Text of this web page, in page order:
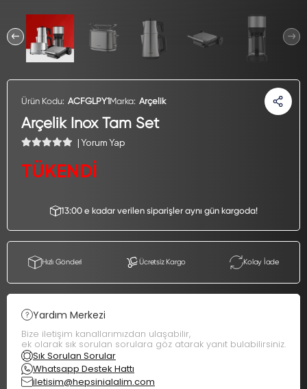
Ürün Kodu: ACFGLPY1Marka: Arçelik
Arçelik Inox Tam Set
| Yorum Yap
TÜKENDİ
13:00 e kadar verilen siparişler aynı gün kargoda!
Hızlı Gönderi Ücretsiz Kargo Kolay İade
Yardım Merkezi
Bize iletişim kanallarımızdan ulaşabilir,
ek olarak sık sorulan sorulara göz atarak yanıt bulabilirsiniz.
Sık Sorulan Sorular
Whatsapp Destek Hattı
iletisim@hepsinialalim.com